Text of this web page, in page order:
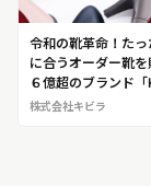
令和の靴革命！た
に合うオーダー靴
６億超のブランド「
ビラ）」
株式会社キビラ